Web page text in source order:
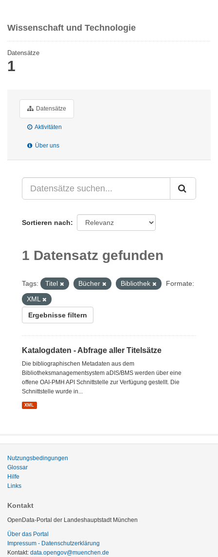
Wissenschaft und Technologie
Datensätze
1
Datensätze
Aktivitäten
Über uns
Sortieren nach
1 Datensatz gefunden
Tags: Titel Bücher Bibliothek
Formate:
XML
Ergebnisse filtern
Katalogdaten - Abfrage aller Titelsätze
Die bibliographischen Metadaten aus dem
Bibliotheksmanagementsystem aDIS/BMS werden über eine
offene OAI-PMH API Schnittstelle zur Verfügung gestellt. Die
Schnittstelle wurde in...
XML
Nutzungsbedingungen
Glossar
Hilfe
Links
Kontakt
OpenData-Portal der Landeshauptstadt München
Über das Portal
Impressum - Datenschutzerklärung
Kontakt: data.opengov@muenchen.de